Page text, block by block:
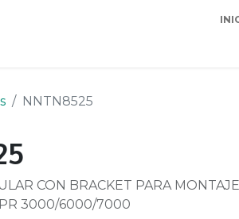
NNTN8525
CON BRACKET PARA
3000/6000/7000